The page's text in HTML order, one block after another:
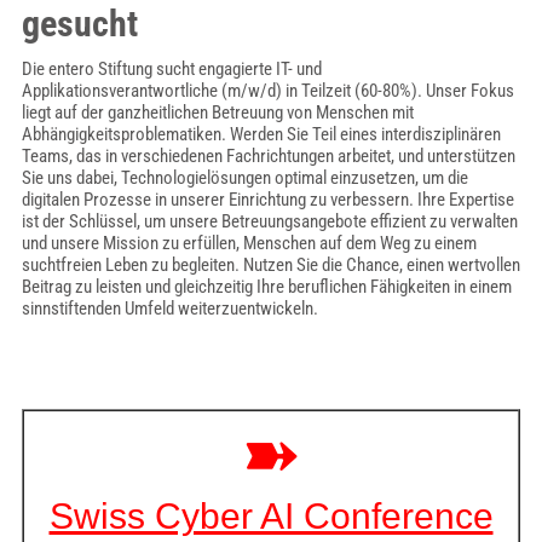
gesucht
Die entero Stiftung sucht engagierte IT- und
Applikationsverantwortliche (m/w/d) in Teilzeit (60-80%). Unser Fokus
liegt auf der ganzheitlichen Betreuung von Menschen mit
Abhängigkeitsproblematiken. Werden Sie Teil eines interdisziplinären
Teams, das in verschiedenen Fachrichtungen arbeitet, und unterstützen
Sie uns dabei, Technologielösungen optimal einzusetzen, um die
digitalen Prozesse in unserer Einrichtung zu verbessern. Ihre Expertise
ist der Schlüssel, um unsere Betreuungsangebote effizient zu verwalten
und unsere Mission zu erfüllen, Menschen auf dem Weg zu einem
suchtfreien Leben zu begleiten. Nutzen Sie die Chance, einen wertvollen
Beitrag zu leisten und gleichzeitig Ihre beruflichen Fähigkeiten in einem
sinnstiftenden Umfeld weiterzuentwickeln.